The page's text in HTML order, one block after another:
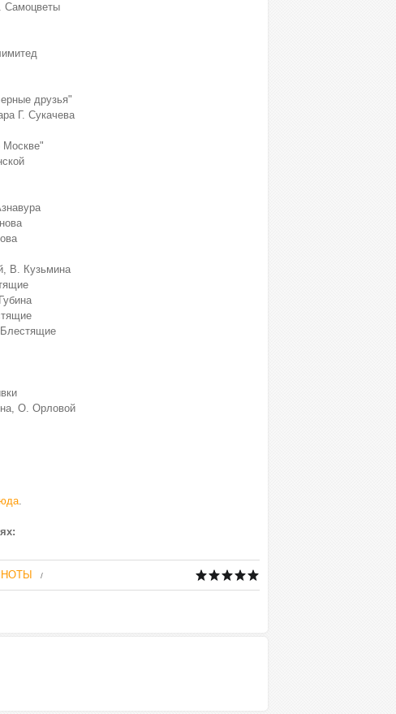
Самоцветы
друзья"
Г. Сукачева
В. Кузьмина
Блестящие
О. Орловой
.
НОТЫ